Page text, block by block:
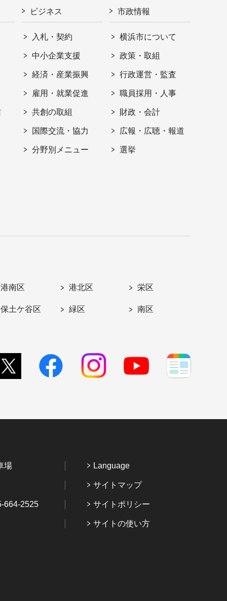
ビジネス
入札・契約
中小企業支援
経済・産業振興
雇用・就業促進
共創の取組
国際交流・協力
分野別メニュー
市政情報
横浜市について
政策・取組
行政運営・監査
職員採用・人事
財政・会計
広報・広聴・報道
選挙
港南区 港北区 栄区
保土ケ谷区 緑区 南区
場
664-2525
Language
サイトマップ
サイトポリシー
サイトの使い方